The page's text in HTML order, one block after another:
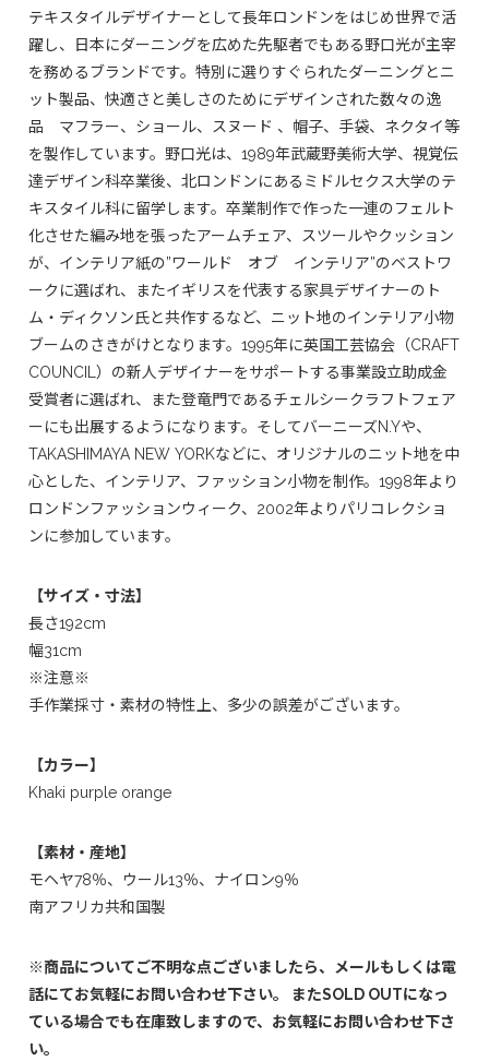
テキスタイルデザイナーとして長年ロンドンをはじめ世界で活
躍し、日本にダーニングを広めた先駆者でもある野口光が主宰
を務めるブランドです。特別に選りすぐられたダーニングとニ
ット製品、快適さと美しさのためにデザインされた数々の逸
品 マフラー、ショール、スヌード 、帽子、手袋、ネクタイ等
を製作しています。野口光は、1989年武蔵野美術大学、視覚伝
達デザイン科卒業後、北ロンドンにあるミドルセクス大学のテ
キスタイル科に留学します。卒業制作で作った一連のフェルト
化させた編み地を張ったアームチェア、スツールやクッション
が、インテリア紙の”ワールド オブ インテリア”のベストワ
ークに選ばれ、またイギリスを代表する家具デザイナーのト
ム・ディクソン氏と共作するなど、ニット地のインテリア小物
ブームのさきがけとなります。1995年に英国工芸協会（CRAFT
COUNCIL）の新人デザイナーをサポートする事業設立助成金
受賞者に選ばれ、また登竜門であるチェルシークラフトフェア
ーにも出展するようになります。そしてバーニーズN.Yや、
TAKASHIMAYA NEW YORKなどに、オリジナルのニット地を中
心とした、インテリア、ファッション小物を制作。1998年より
ロンドンファッションウィーク、2002年よりパリコレクショ
ンに参加しています。
【サイズ・寸法】
長さ192cm
幅31cm
※注意※
手作業採寸・素材の特性上、多少の誤差がございます。
【カラー】
Khaki purple orange
【素材・産地】
モヘヤ78％、ウール13％、ナイロン9％
南アフリカ共和国製
※商品についてご不明な点ございましたら、メールもしくは電
話にてお気軽にお問い合わせ下さい。 またSOLD OUTになっ
ている場合でも在庫致しますので、お気軽にお問い合わせ下さ
い。